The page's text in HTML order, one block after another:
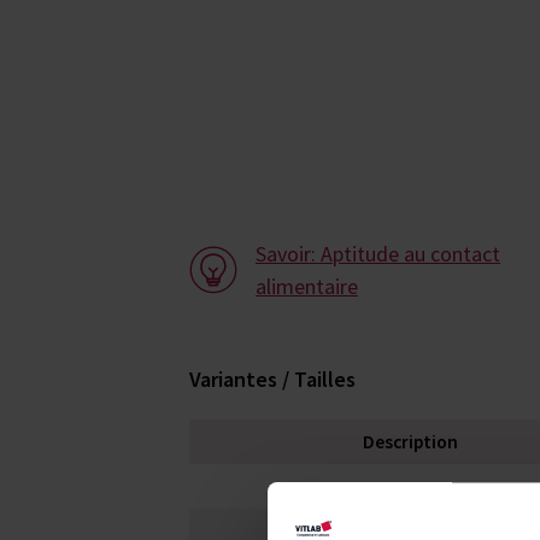
Savoir: Aptitude au contact
alimentaire
Variantes / Tailles
Description